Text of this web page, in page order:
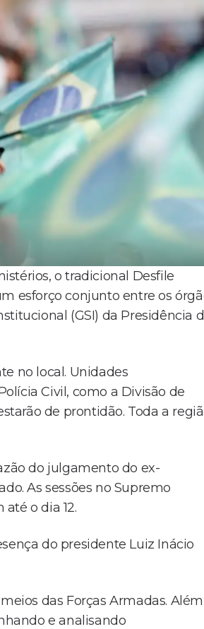
o tradicional Desfile
esforço conjunto entre os
(GSI) da Presidência
no local. Unidades
Civil, como a Divisão de
de prontidão. Toda a
do julgamento do ex-
As sessões no Supremo
o dia 12.
do presidente Luiz Inácio
das Forças Armadas. Além
e analisando